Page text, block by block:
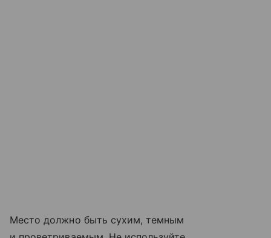
Место должно быть сухим, темным